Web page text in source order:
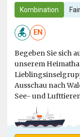
Kombination
EN
Begeben Sie sich
unserem
Ausschau nach
See- und